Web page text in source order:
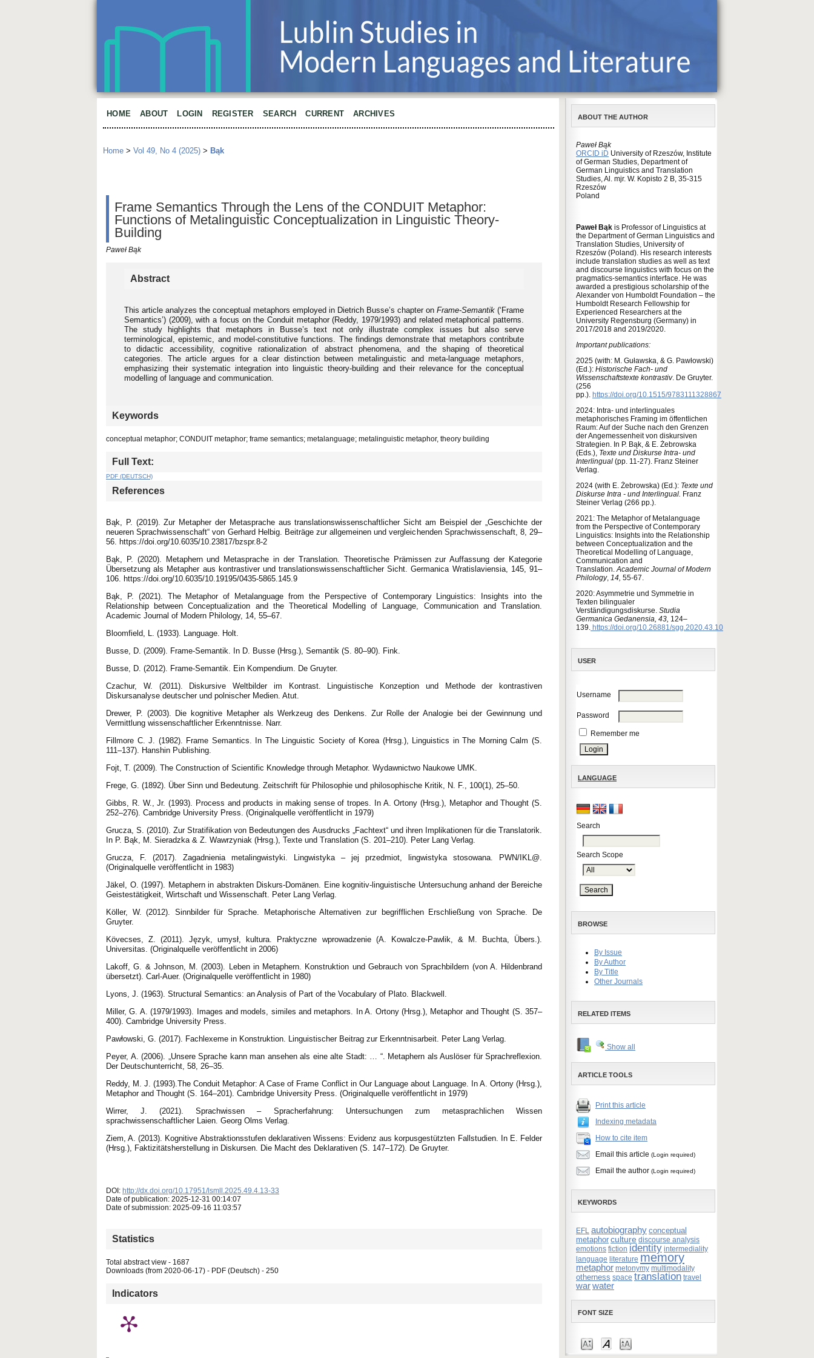
ABOUT THE AUTHOR
Paweł Bąk
ORCID iD University of Rzeszów, Institute
of German Studies, Department of
German Linguistics and Translation
Studies, Al. mjr. W. Kopisto 2 B, 35-315
Rzeszów
Poland
Paweł Bąk is Professor of Linguistics at
the Department of German Linguistics and
Translation Studies, University of
Rzeszów (Poland). His research interests
include translation studies as well as text
and discourse linguistics with focus on the
pragmatics-semantics interface. He was
awarded a prestigious scholarship of the
Alexander von Humboldt Foundation – the
Humboldt Research Fellowship for
Experienced Researchers at the
University Regensburg (Germany) in
2017/2018 and 2019/2020.
Important publications:
2025 (with: M. Guławska, & G. Pawłowski)
(Ed.): Historische Fach- und
Wissenschaftstexte kontrastiv. De Gruyter.
(256
pp.). https://doi.org/10.1515/9783111328867
2024: Intra- und interlinguales
metaphorisches Framing im öffentlichen
Raum: Auf der Suche nach den Grenzen
der Angemessenheit von diskursiven
Strategien. In P. Bąk, & E. Żebrowska
(Eds.), Texte und Diskurse Intra- und
Interlingual (pp. 11-27). Franz Steiner
Verlag.
2024 (with E. Żebrowska) (Ed.): Texte und
Diskurse Intra - und Interlingual. Franz
Steiner Verlag (266 pp.).
2021: The Metaphor of Metalanguage
from the Perspective of Contemporary
Linguistics: Insights into the Relationship
between Conceptualization and the
Theoretical Modelling of Language,
Communication and
Translation.Academic Journal of Modern
Philology, 14, 55-67.
2020: Asymmetrie und Symmetrie in
Texten bilingualer
Verständigungsdiskurse. Studia
Germanica Gedanensia, 43, 124–
139. https://doi.org/10.26881/sgg.2020.43.10
USER
Username
Password
Remember me
LANGUAGE
Search
Search Scope
BROWSE
By Issue
By Author
By Title
Other Journals
RELATED ITEMS
Show all
ARTICLE TOOLS
Print this article
Indexing metadata
How to cite item
Email this article (Login required)
Email the author (Login required)
KEYWORDS
EFL autobiography conceptual
metaphor culture discourse analysis
emotions fiction identity intermediality
language literature memory
metaphor metonymy multimodality
otherness space translation travel
warwater
FONT SIZE
HOME ABOUT LOGIN REGISTER SEARCH CURRENT ARCHIVES
Home > Vol 49, No 4 (2025) > Bąk
Frame Semantics Through the Lens of the CONDUIT Metaphor:
Functions of Metalinguistic Conceptualization in Linguistic Theory-
Building
Paweł Bąk
Abstract
This article analyzes the conceptual metaphors employed in Dietrich Busse’s chapter on Frame-Semantik (‘Frame
Semantics’) (2009), with a focus on the Conduit metaphor (Reddy, 1979/1993) and related metaphorical patterns.
The study highlights that metaphors in Busse’s text not only illustrate complex issues but also serve
terminological, epistemic, and model-constitutive functions. The findings demonstrate that metaphors contribute
to didactic accessibility, cognitive rationalization of abstract phenomena, and the shaping of theoretical
categories. The article argues for a clear distinction between metalinguistic and meta-language metaphors,
emphasizing their systematic integration into linguistic theory-building and their relevance for the conceptual
modelling of language and communication.
Keywords
conceptual metaphor; CONDUIT metaphor; frame semantics; metalanguage; metalinguistic metaphor, theory building
Full Text:
PDF (DEUTSCH)
References
Bąk, P. (2019). Zur Metapher der Metasprache aus translationswissenschaftlicher Sicht am Beispiel der „Geschichte der
neueren Sprachwissenschaft“ von Gerhard Helbig. Beiträge zur allgemeinen und vergleichenden Sprachwissenschaft, 8, 29–
56. https://doi.org/10.6035/10.23817/bzspr.8-2
Bąk, P. (2020). Metaphern und Metasprache in der Translation. Theoretische Prämissen zur Auffassung der Kategorie
Übersetzung als Metapher aus kontrastiver und translationswissenschaftlicher Sicht. Germanica Wratislaviensia, 145, 91–
106. https://doi.org/10.6035/10.19195/0435-5865.145.9
Bąk, P. (2021). The Metaphor of Metalanguage from the Perspective of Contemporary Linguistics: Insights into the
Relationship between Conceptualization and the Theoretical Modelling of Language, Communication and Translation.
Academic Journal of Modern Philology, 14, 55–67.
Bloomfield, L. (1933). Language. Holt.
Busse, D. (2009). Frame-Semantik. In D. Busse (Hrsg.), Semantik (S. 80–90). Fink.
Busse, D. (2012). Frame-Semantik. Ein Kompendium. De Gruyter.
Czachur, W. (2011). Diskursive Weltbilder im Kontrast. Linguistische Konzeption und Methode der kontrastiven
Diskursanalyse deutscher und polnischer Medien. Atut.
Drewer, P. (2003). Die kognitive Metapher als Werkzeug des Denkens. Zur Rolle der Analogie bei der Gewinnung und
Vermittlung wissenschaftlicher Erkenntnisse. Narr.
Fillmore C. J. (1982). Frame Semantics. In The Linguistic Society of Korea (Hrsg.), Linguistics in The Morning Calm (S.
111–137). Hanshin Publishing.
Fojt, T. (2009). The Construction of Scientific Knowledge through Metaphor. Wydawnictwo Naukowe UMK.
Frege, G. (1892). Über Sinn und Bedeutung. Zeitschrift für Philosophie und philosophische Kritik, N. F., 100(1), 25–50.
Gibbs, R. W., Jr. (1993). Process and products in making sense of tropes. In A. Ortony (Hrsg.), Metaphor and Thought (S.
252–276). Cambridge University Press. (Originalquelle veröffentlicht in 1979)
Grucza, S. (2010). Zur Stratifikation von Bedeutungen des Ausdrucks „Fachtext“ und ihren Implikationen für die Translatorik.
In P. Bąk, M. Sieradzka & Z. Wawrzyniak (Hrsg.), Texte und Translation (S. 201–210). Peter Lang Verlag.
Grucza, F. (2017). Zagadnienia metalingwistyki. Lingwistyka – jej przedmiot, lingwistyka stosowana. PWN/IKL@.
(Originalquelle veröffentlicht in 1983)
Jäkel, O. (1997). Metaphern in abstrakten Diskurs-Domänen. Eine kognitiv-linguistische Untersuchung anhand der Bereiche
Geistestätigkeit, Wirtschaft und Wissenschaft. Peter Lang Verlag.
Köller, W. (2012). Sinnbilder für Sprache. Metaphorische Alternativen zur begrifflichen Erschließung von Sprache. De
Gruyter.
Kövecses, Z. (2011). Język, umysł, kultura. Praktyczne wprowadzenie (A. Kowalcze-Pawlik, & M. Buchta, Übers.).
Universitas. (Originalquelle veröffentlicht in 2006)
Lakoff, G. & Johnson, M. (2003). Leben in Metaphern. Konstruktion und Gebrauch von Sprachbildern (von A. Hildenbrand
übersetzt). Carl-Auer. (Originalquelle veröffentlicht in 1980)
Lyons, J. (1963). Structural Semantics: an Analysis of Part of the Vocabulary of Plato. Blackwell.
Miller, G. A. (1979/1993). Images and models, similes and metaphors. In A. Ortony (Hrsg.), Metaphor and Thought (S. 357–
400). Cambridge University Press.
Pawłowski, G. (2017). Fachlexeme in Konstruktion. Linguistischer Beitrag zur Erkenntnisarbeit. Peter Lang Verlag.
Peyer, A. (2006). „Unsere Sprache kann man ansehen als eine alte Stadt: … “. Metaphern als Auslöser für Sprachreflexion.
Der Deutschunterricht, 58, 26–35.
Reddy, M. J. (1993).The Conduit Metaphor: A Case of Frame Conflict in Our Language about Language. In A. Ortony (Hrsg.),
Metaphor and Thought (S. 164–201). Cambridge University Press. (Originalquelle veröffentlicht in 1979)
Wirrer, J. (2021). Sprachwissen – Spracherfahrung: Untersuchungen zum metasprachlichen Wissen
sprachwissenschaftlicher Laien. Georg Olms Verlag.
Ziem, A. (2013). Kognitive Abstraktionsstufen deklarativen Wissens: Evidenz aus korpusgestützten Fallstudien. In E. Felder
(Hrsg.), Faktizitätsherstellung in Diskursen. Die Macht des Deklarativen (S. 147–172). De Gruyter.
DOI: http://dx.doi.org/10.17951/lsmll.2025.49.4.13-33
Date of publication: 2025-12-31 00:14:07
Date of submission: 2025-09-16 11:03:57
Statistics
Total abstract view - 1687
Downloads (from 2020-06-17) - PDF (Deutsch) - 250
Indicators